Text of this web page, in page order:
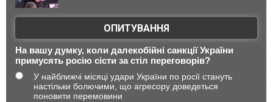
ОПИТУВАННЯ
На вашу думку, коли далекобійні санкції України
примусять росію сісти за стіл переговорів?
У найближчі місяці удари України по росії стануть
настільки болючими, що агресору доведеться
поновити перемовини